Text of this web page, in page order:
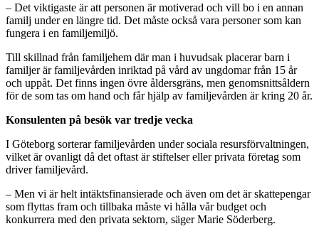
– Det viktigaste är att personen är motiverad och vill bo i en annan
familj under en längre tid. Det måste också vara personer som kan
fungera i en familjemiljö.
Till skillnad från familjehem där man i huvudsak placerar barn i
familjer är familjevården inriktad på vård av ungdomar från 15 år
och uppåt. Det finns ingen övre åldersgräns, men genomsnittsåldern
för de som tas om hand och får hjälp av familjevården är kring 20 år.
Konsulenten på besök var tredje vecka
I Göteborg sorterar familjevården under sociala resursförvaltningen,
vilket är ovanligt då det oftast är stiftelser eller privata företag som
driver familjevård.
– Men vi är helt intäktsfinansierade och även om det är skattepengar
som flyttas fram och tillbaka måste vi hålla vår budget och
konkurrera med den privata sektorn, säger Marie Söderberg.